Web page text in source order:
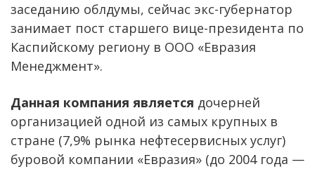
заседанию облдумы, сейчас экс-губернатор
занимает пост старшего вице-президента по
Каспийскому региону в ООО «Евразия
Менеджмент».
Данная компания является дочерней
организацией одной из самых крупных в
стране (7,9% рынка нефтесервисных услуг)
буровой компании «Евразия» (до 2004 года —